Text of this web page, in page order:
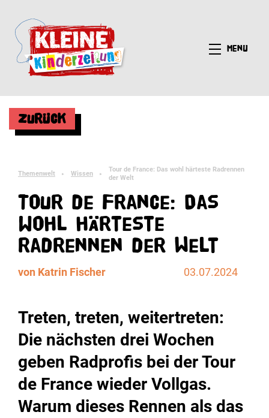
Menü
Zurück
Themenwelt ► Wissen ►
Tour de France: Das wohl härteste Radrennen
der Welt
Tour de France: Das
wohl härteste
Radrennen der Welt
von Katrin Fischer 03.07.2024
Treten, treten, weitertreten:
Die nächsten drei Wochen
geben Radprofis bei der Tour
de France wieder Vollgas.
Warum dieses Rennen als das